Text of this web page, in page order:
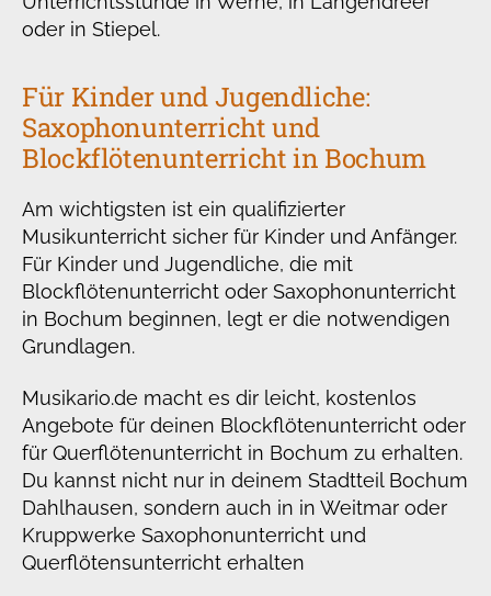
oder in Stiepel.
Für Kinder und Jugendliche:
Saxophonunterricht und
Blockflötenunterricht in Bochum
Am wichtigsten ist ein qualifizierter
Musikunterricht sicher für Kinder und Anfänger.
Für Kinder und Jugendliche, die mit
Blockflötenunterricht oder Saxophonunterricht
in Bochum beginnen, legt er die notwendigen
Grundlagen.
Musikario.de macht es dir leicht, kostenlos
Angebote für deinen Blockflötenunterricht oder
für Querflötenunterricht in Bochum zu erhalten.
Du kannst nicht nur in deinem Stadtteil Bochum
Dahlhausen, sondern auch in in Weitmar oder
Kruppwerke Saxophonunterricht und
Querflötensunterricht erhalten